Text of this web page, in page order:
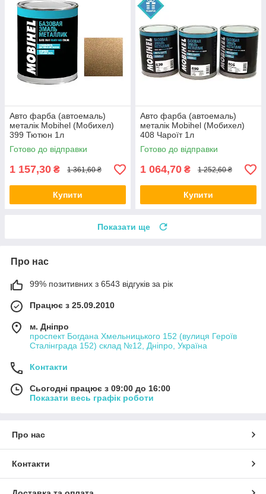
Авто фарба (автоемаль)
металік Mobihel (Мобихел)
399 Тютюн 1л
Готово до відправки
1 157,30 ₴ 1 361,60 ₴
Купити
Авто фарба (автоемаль)
металік Mobihel (Мобихел)
408 Чароїт 1л
Готово до відправки
1 064,70 ₴ 1 252,60 ₴
Купити
Показати ще
Про нас
99% позитивних з 6543 відгуків за рік
Працює з 25.09.2010
м. Дніпро
проспект Богдана Хмельницького 152 (вулиця Героїв
Сталінграда 152) склад №12, Дніпро, Україна
Контакти
Сьогодні працює з 09:00 до 16:00
Показати весь графік роботи
Про нас
Контакти